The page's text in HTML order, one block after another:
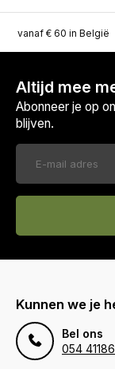
vanaf € 60 in België
Altijd mee
Abonneer je op
blijven.
Kunnen we je
Bel ons
054